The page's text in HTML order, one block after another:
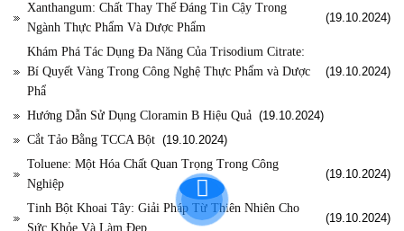
Xanthangum: Chất Thay Thế Đáng Tin Cậy Trong
Ngành Thực Phẩm Và Dược Phẩm
(19.10.2024)
Khám Phá Tác Dụng Đa Năng Của Trisodium Citrate:
Bí Quyết Vàng Trong Công Nghệ Thực Phẩm và Dược
Phẩ
(19.10.2024)
Hướng Dẫn Sử Dụng Cloramin B Hiệu Quả (19.10.2024)
Cắt Tảo Bằng TCCA Bột (19.10.2024)
Toluene: Một Hóa Chất Quan Trọng Trong Công
Nghiệp
(19.10.2024)
Tinh Bột Khoai Tây: Giải Pháp Từ Thiên Nhiên Cho
Sức Khỏe Và Làm Đẹp
(19.10.2024)